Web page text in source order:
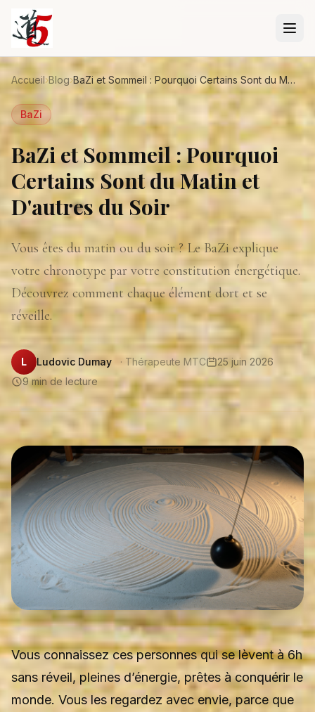
Aller au contenu principal
Accueil›Blog› BaZi et Sommeil : Pourquoi Certains Sont du Matin et D'autres du Soir
BaZi
BaZi et Sommeil : Pourquoi
Certains Sont du Matin et
D'autres du Soir
Vous êtes du matin ou du soir ? Le BaZi explique
votre chronotype par votre constitution énergétique.
Découvrez comment chaque élément dort et se
réveille.
L Ludovic Dumay · Thérapeute MTC
25 juin 2026
9 min de lecture
Vous connaissez ces personnes qui se lèvent à 6h
sans réveil, pleines d’énergie, prêtes à conquérir le
monde. Vous les regardez avec envie, parce que